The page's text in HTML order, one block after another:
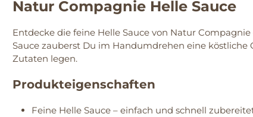
Natur Compagnie Helle Sauce
Entdecke die feine Helle Sauce von Natur
Sauce zauberst Du im Handumdrehen eine
Zutaten legen.
Produkteigenschaften
Feine Helle Sauce – einfach und schnell